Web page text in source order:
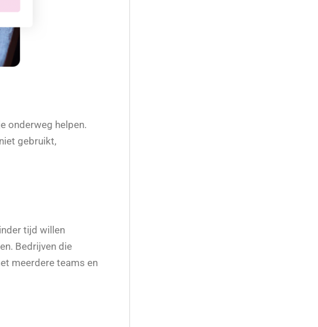
onderweg helpen.
gebruikt,
tijd willen
Bedrijven die
meerdere teams en